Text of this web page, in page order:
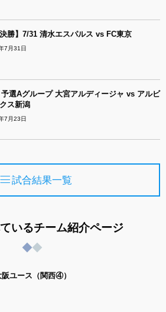
決勝】7/31 清水エスパルス vs FC東京
7月31日
選Aグループ 大宮アルディージャ vs アルビ
ス新潟
7月23日
試合結果一覧
いるチーム紹介ページ
ユース（関西④）